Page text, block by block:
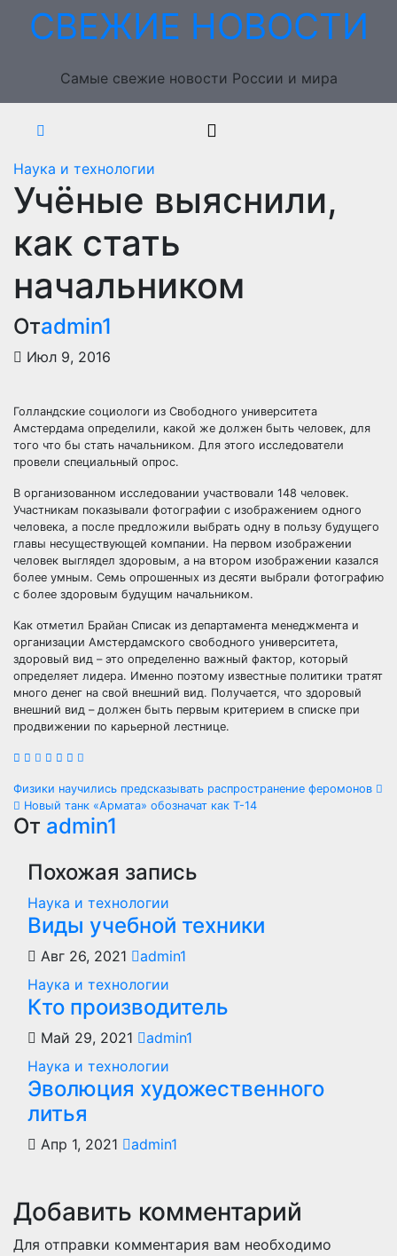
ПерейтиСВЕЖИЕ НОВОСТИ
Самые свежие новости России и мира
Наука и технологии
Учёные выяснили,
как стать
начальником
Отadmin1
Июл 9, 2016
Голландские социологи из Свободного университета
Амстердама определили, какой же должен быть человек, для
того что бы стать начальником. Для этого исследователи
провели специальный опрос.
В организованном исследовании участвовали 148 человек.
Участникам показывали фотографии с изображением одного
человека, а после предложили выбрать одну в пользу будущего
главы несуществующей компании. На первом изображении
человек выглядел здоровым, а на втором изображении казался
более умным. Семь опрошенных из десяти выбрали фотографию
с более здоровым будущим начальником.
Как отметил Брайан Списак из департамента менеджмента и
организации Амстердамского свободного университета,
здоровый вид – это определенно важный фактор, который
определяет лидера. Именно поэтому известные политики тратят
много денег на свой внешний вид. Получается, что здоровый
внешний вид – должен быть первым критерием в списке при
продвижении по карьерной лестнице.
Навигация
по
записям
Физики научились предсказывать распространение феромонов
Новый танк «Армата» обозначат как Т-14
От admin1
Похожая запись
Наука и технологии
Виды учебной техники
Авг 26, 2021
admin1
Наука и технологии
Кто производитель
Май 29, 2021
admin1
Наука и технологии
Эволюция художественного
литья
Апр 1, 2021 admin1
Добавить комментарий
Для отправки комментария вам необходимо